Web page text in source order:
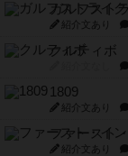
ガルフスト
紹介文あり
クルティボ
1809
紹介文あり
ファースト
紹介文あり